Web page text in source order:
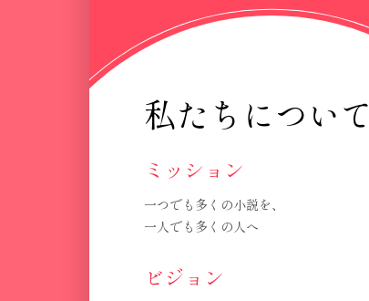
私たちについて
ミッション
一つでも多くの小説を、
一人でも多くの人へ
ビジョン